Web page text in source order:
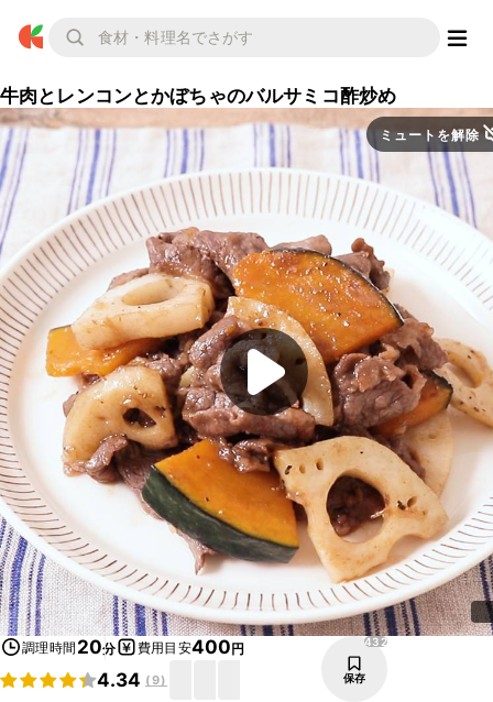
牛肉とレンコンとかぼちゃのバルサミコ酢炒め
ミュートを解除
調理時間 20分 費用目安400円
4.34 (9)
432
保存